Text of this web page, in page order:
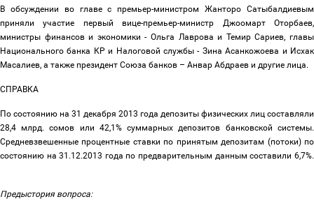
В обсуждении во главе с премьер-министром Жанторо Сатыбалдиевым
приняли участие первый вице-премьер-министр Джоомарт Оторбаев,
министры финансов и экономики - Ольга Лаврова и Темир Сариев, главы
Национального банка КР и Налоговой службы - Зина Асанкожоева и Исхак
Масалиев, а также президент Союза банков – Анвар Абдраев и другие лица.
СПРАВКА
По состоянию на 31 декабря 2013 года депозиты физических лиц составляли
28,4 млрд. сомов или 42,1% суммарных депозитов банковской системы.
Средневзвешенные процентные ставки по принятым депозитам (потоки) по
состоянию на 31.12.2013 года по предварительным данным составили 6,7%.
Предыстория вопроса: